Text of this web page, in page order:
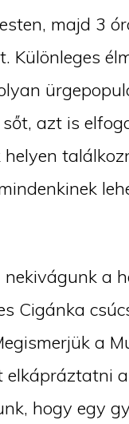
majd 3
Különleges
azt is
a
Cigánka
a
hogy egy